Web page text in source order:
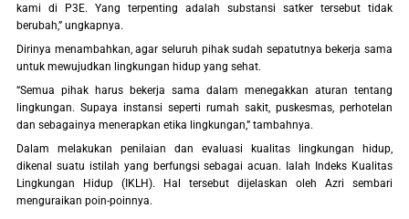
kami di P3E. Yang terpenting adalah substansi satker tersebut tidak
berubah,” ungkapnya.
Dirinya menambahkan, agar seluruh pihak sudah sepatutnya bekerja sama
untuk mewujudkan lingkungan hidup yang sehat.
“Semua pihak harus bekerja sama dalam menegakkan aturan tentang
lingkungan. Supaya instansi seperti rumah sakit, puskesmas, perhotelan
dan sebagainya menerapkan etika lingkungan,” tambahnya.
Dalam melakukan penilaian dan evaluasi kualitas lingkungan hidup,
dikenal suatu istilah yang berfungsi sebagai acuan. Ialah Indeks Kualitas
Lingkungan Hidup (IKLH). Hal tersebut dijelaskan oleh Azri sembari
menguraikan poin-poinnya.